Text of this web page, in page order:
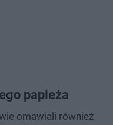
papieża
omawiali również